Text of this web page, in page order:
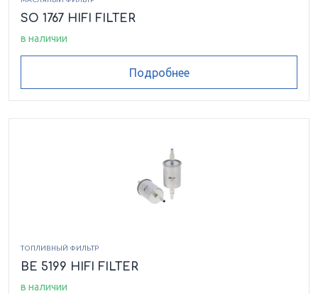
SO 1767 HIFI FILTER
в наличии
Подробнее
ТОПЛИВНЫЙ ФИЛЬТР
BE 5199 HIFI FILTER
в наличии